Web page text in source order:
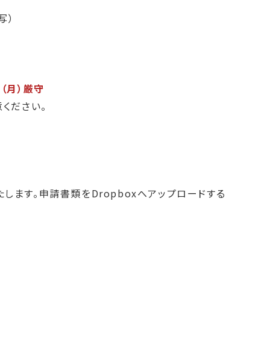
月）厳守
ださい。
ます。申請書類をDropboxへアップロードする